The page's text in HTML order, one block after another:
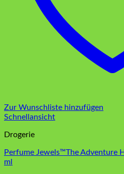
Zur Wunschliste hinzufügen
Schnellansicht
Drogerie
Perfume Jewels™The Adventure
ml